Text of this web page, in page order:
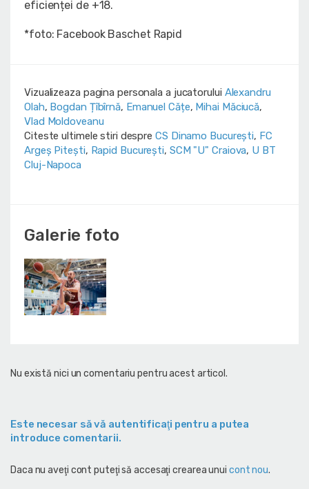
eficienței de +18.
*foto: Facebook Baschet Rapid
Vizualizeaza pagina personala a jucatorului Alexandru
Olah, Bogdan Țîbîrnă, Emanuel Cățe, Mihai Măciucă,
Vlad Moldoveanu
Citeste ultimele stiri despre CS Dinamo Bucureşti, FC
Argeș Pitești, Rapid București, SCM "U" Craiova, U BT
Cluj-Napoca
Galerie foto
Nu există nici un comentariu pentru acest articol.
Este necesar să vă autentificaţi pentru a putea
introduce comentarii.
Daca nu aveţi cont puteţi să accesaţi crearea unui cont nou.